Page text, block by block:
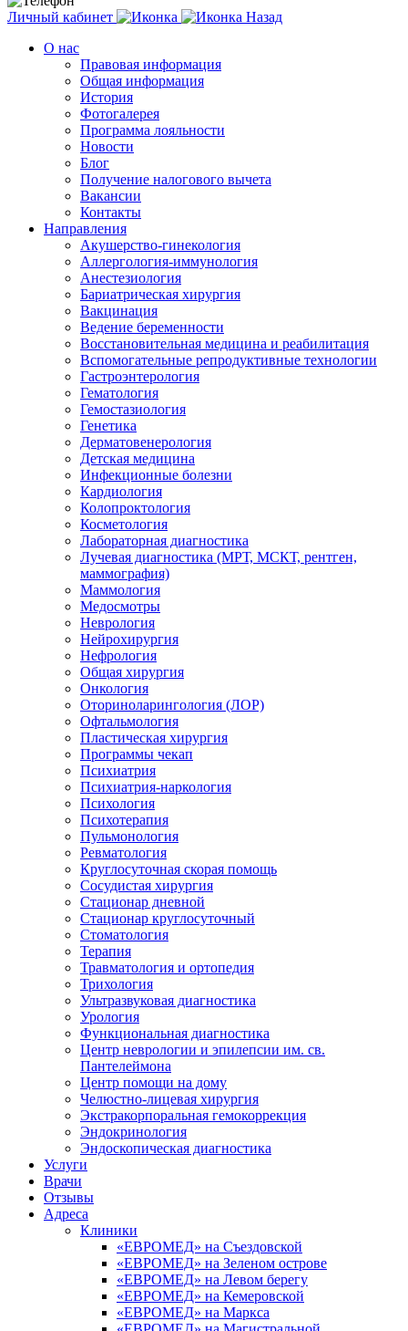
Личный кабинет
Назад
О нас
Правовая информация
Общая информация
История
Фотогалерея
Программа лояльности
Новости
Блог
Получение налогового вычета
Вакансии
Контакты
Направления
Акушерство-гинекология
Аллергология-иммунология
Анестезиология
Бариатрическая хирургия
Вакцинация
Ведение беременности
Восстановительная медицина и реабилитация
Вспомогательные репродуктивные технологии
Гастроэнтерология
Гематология
Гемостазиология
Генетика
Дерматовенерология
Детская медицина
Инфекционные болезни
Кардиология
Колопроктология
Косметология
Лабораторная диагностика
Лучевая диагностика (МРТ, МСКТ, рентген,
маммография)
Маммология
Медосмотры
Неврология
Нейрохирургия
Нефрология
Общая хирургия
Онкология
Оториноларингология (ЛОР)
Офтальмология
Пластическая хирургия
Программы чекап
Психиатрия
Психиатрия-наркология
Психология
Психотерапия
Пульмонология
Ревматология
Круглосуточная скорая помощь
Сосудистая хирургия
Стационар дневной
Стационар круглосуточный
Стоматология
Терапия
Травматология и ортопедия
Трихология
Ультразвуковая диагностика
Урология
Функциональная диагностика
Центр неврологии и эпилепсии им. св.
Пантелеймона
Центр помощи на дому
Челюстно-лицевая хирургия
Экстракорпоральная гемокоррекция
Эндокринология
Эндоскопическая диагностика
Услуги
Врачи
Отзывы
Адреса
Клиники
«ЕВРОМЕД» на Съездовской
«ЕВРОМЕД» на Зеленом острове
«ЕВРОМЕД» на Левом берегу
«ЕВРОМЕД» на Кемеровской
«ЕВРОМЕД» на Маркса